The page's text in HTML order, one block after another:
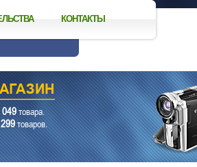
КОНТАКТЫ
049товара.
товаров.